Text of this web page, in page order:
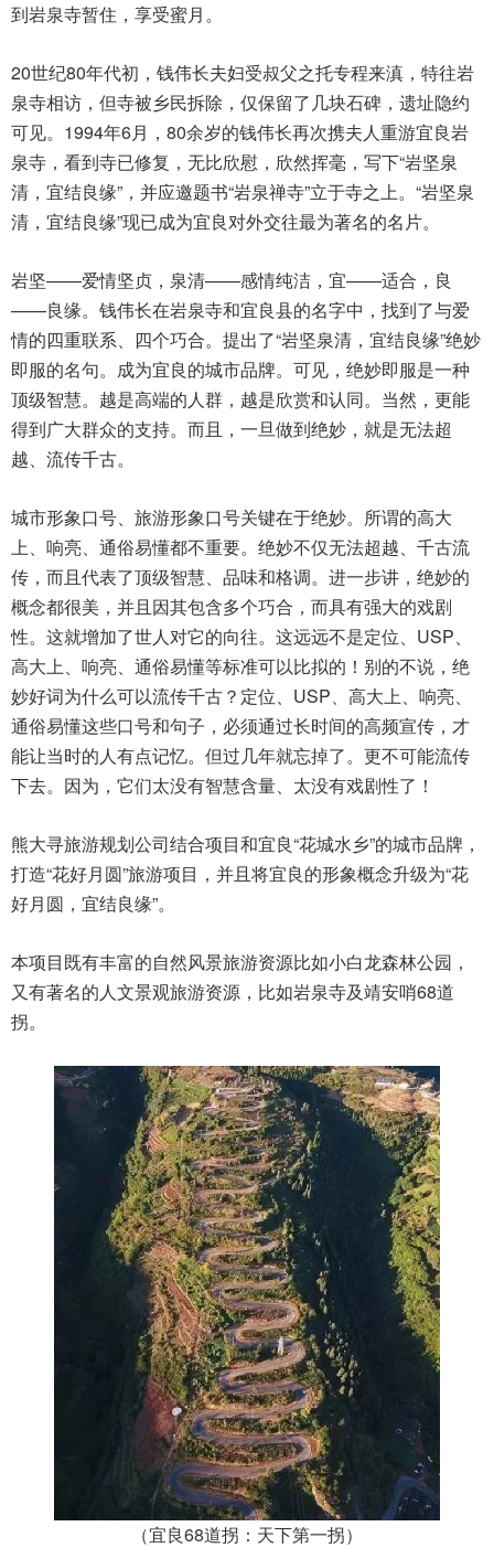
到岩泉寺暂住，享受蜜月。
20世纪80年代初，钱伟长夫妇受叔父之托专程来滇，特往岩
泉寺相访，但寺被乡民拆除，仅保留了几块石碑，遗址隐约
可见。1994年6月，80余岁的钱伟长再次携夫人重游宜良岩
泉寺，看到寺已修复，无比欣慰，欣然挥毫，写下“岩坚泉
清，宜结良缘”，并应邀题书“岩泉禅寺”立于寺之上。“岩坚泉
清，宜结良缘”现已成为宜良对外交往最为著名的名片。
岩坚——爱情坚贞，泉清——感情纯洁，宜——适合，良
——良缘。钱伟长在岩泉寺和宜良县的名字中，找到了与爱
情的四重联系、四个巧合。提出了“岩坚泉清，宜结良缘”绝妙
即服的名句。成为宜良的城市品牌。可见，绝妙即服是一种
顶级智慧。越是高端的人群，越是欣赏和认同。当然，更能
得到广大群众的支持。而且，一旦做到绝妙，就是无法超
越、流传千古。
城市形象口号、旅游形象口号关键在于绝妙。所谓的高大
上、响亮、通俗易懂都不重要。绝妙不仅无法超越、千古流
传，而且代表了顶级智慧、品味和格调。进一步讲，绝妙的
概念都很美，并且因其包含多个巧合，而具有强大的戏剧
性。这就增加了世人对它的向往。这远远不是定位、USP、
高大上、响亮、通俗易懂等标准可以比拟的！别的不说，绝
妙好词为什么可以流传千古？定位、USP、高大上、响亮、
通俗易懂这些口号和句子，必须通过长时间的高频宣传，才
能让当时的人有点记忆。但过几年就忘掉了。更不可能流传
下去。因为，它们太没有智慧含量、太没有戏剧性了！
熊大寻旅游规划公司结合项目和宜良“花城水乡”的城市品牌，
打造“花好月圆”旅游项目，并且将宜良的形象概念升级为“花
好月圆，宜结良缘”。
本项目既有丰富的自然风景旅游资源比如小白龙森林公园，
又有著名的人文景观旅游资源，比如岩泉寺及靖安哨68道
拐。
（宜良68道拐：天下第一拐）